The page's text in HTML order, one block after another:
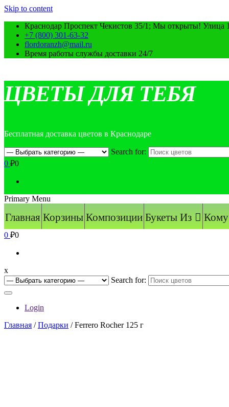
Skip to content
Краснодар Проспект Чекистов 35/1; Мы открыты! Улица
+7 (800) 301-63-32
flordoranzh@mail.ru
Время работы службы доставки 24/7
ЦВЕТЫ ДЛЯ ТЕБЯ
Бесплатная доставка цветов в Краснодаре
Search for:
0 ₽0
Primary Menu
Главная Корзины Композиции Букеты Из Кому
0 ₽0
x
Search for:
Login
Главная /Подарки / Ferrero Rocher 125 г